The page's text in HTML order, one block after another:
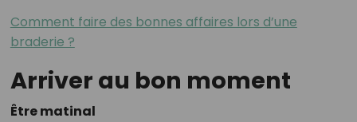
Comment faire des bonnes affaires lors d’une
braderie ?
Arriver au bon moment
Être matinal